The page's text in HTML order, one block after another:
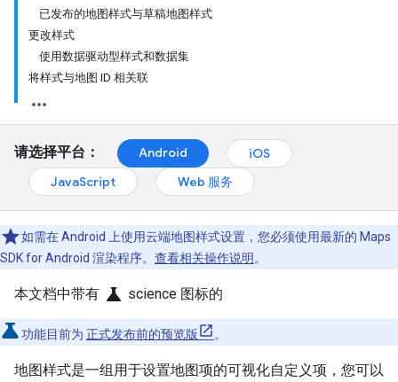
已发布的地图样式与草稿地图样式
更改样式
使用数据驱动型样式和数据集
将样式与地图 ID 相关联
请选择平台： Android
iOS
JavaScript
Web 服务
如需在 Android 上使用云端地图样式设置，您必须使用最新的 Maps
SDK for Android 渲染程序。 查看相关操作说明 。
本文档中带有 science science 图标的
功能目前为 正式发布前的预览版 。
地图样式是一组用于设置地图项的可视化自定义项，您可以